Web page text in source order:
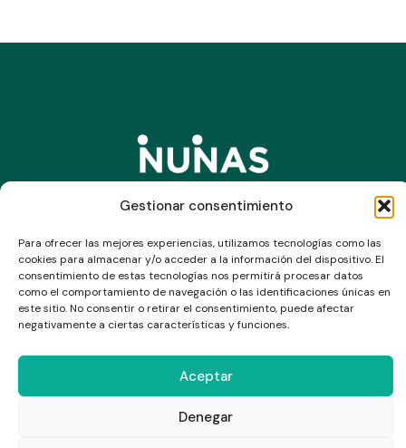
Gestionar consentimiento
Para ofrecer las mejores experiencias, utilizamos tecnologías como las
cookies para almacenar y/o acceder a la información del dispositivo. El
consentimiento de estas tecnologías nos permitirá procesar datos
como el comportamiento de navegación o las identificaciones únicas en
este sitio. No consentir o retirar el consentimiento, puede afectar
negativamente a ciertas características y funciones.
Aceptar
Denegar
Suscríbete a nuestro newsletter